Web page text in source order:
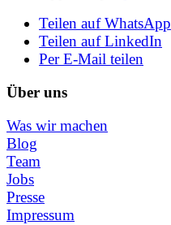
Teilen auf WhatsApp
Teilen auf LinkedIn
Per E-Mail teilen
Über uns
Was wir machen
Blog
Team
Jobs
Presse
Impressum